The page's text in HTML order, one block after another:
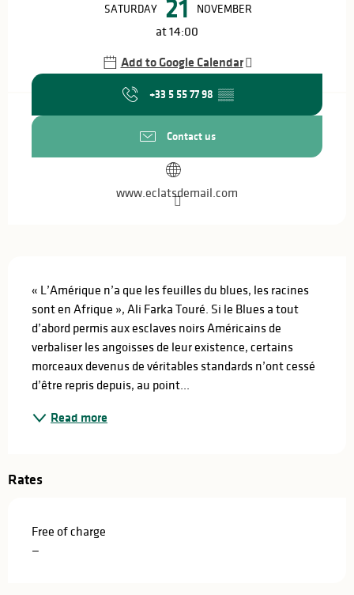
SATURDAY 21 NOVEMBER
at 14:00
Add to Google Calendar
+33 5 55 77 98 ▒▒
Contact us
www.eclatsdemail.com
« L’Amérique n’a que les feuilles du blues, les racines
sont en Afrique », Ali Farka Touré. Si le Blues a tout
d’abord permis aux esclaves noirs Américains de
verbaliser les angoisses de leur existence, certains
morceaux devenus de véritables standards n’ont cessé
d’être repris depuis, au point...
Read more
Rates
Free of charge
—